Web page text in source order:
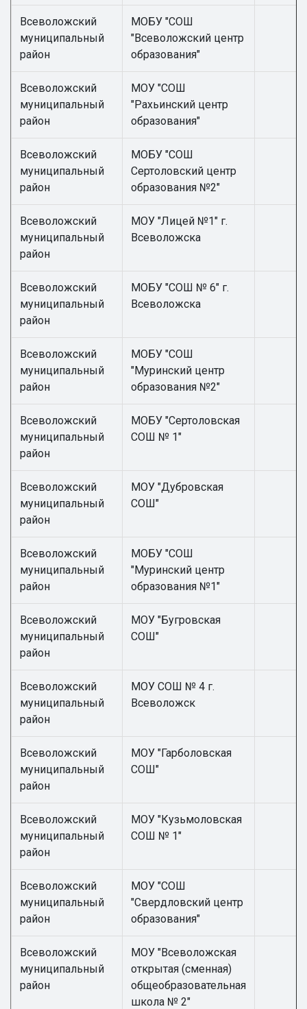
Всеволожский
муниципальный
район
МОБУ "СОШ
"Всеволожский центр
образования"
Всеволожский
муниципальный
район
МОУ "СОШ
"Рахьинский центр
образования"
Всеволожский
муниципальный
район
МОБУ "СОШ
Сертоловский центр
образования №2"
Всеволожский
муниципальный
район
МОУ "Лицей №1" г.
Всеволожска
Всеволожский
муниципальный
район
МОБУ "СОШ № 6" г.
Всеволожска
Всеволожский
муниципальный
район
МОБУ "СОШ
"Муринский центр
образования №2"
Всеволожский
муниципальный
район
МОБУ "Сертоловская
СОШ № 1"
Всеволожский
муниципальный
район
МОУ "Дубровская
СОШ"
Всеволожский
муниципальный
район
МОБУ "СОШ
"Муринский центр
образования №1"
Всеволожский
муниципальный
район
МОУ "Бугровская
СОШ"
Всеволожский
муниципальный
район
МОУ СОШ № 4 г.
Всеволожск
Всеволожский
муниципальный
район
МОУ "Гарболовская
СОШ"
Всеволожский
муниципальный
район
МОУ "Кузьмоловская
СОШ № 1"
Всеволожский
муниципальный
район
МОУ "СОШ
"Свердловский центр
образования"
Всеволожский
муниципальный
район
МОУ "Всеволожская
открытая (сменная)
общеобразовательная
школа № 2"